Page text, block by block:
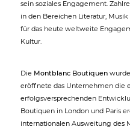
sein soziales Engagement.
in den Bereichen Literatur,
für das heute weltweite
Kultur.
Die Montblanc Boutiquen
eröffnete das Unternehmen die
erfolgsversprechenden
Boutiquen in London und Paris
internationalen Ausweitung des